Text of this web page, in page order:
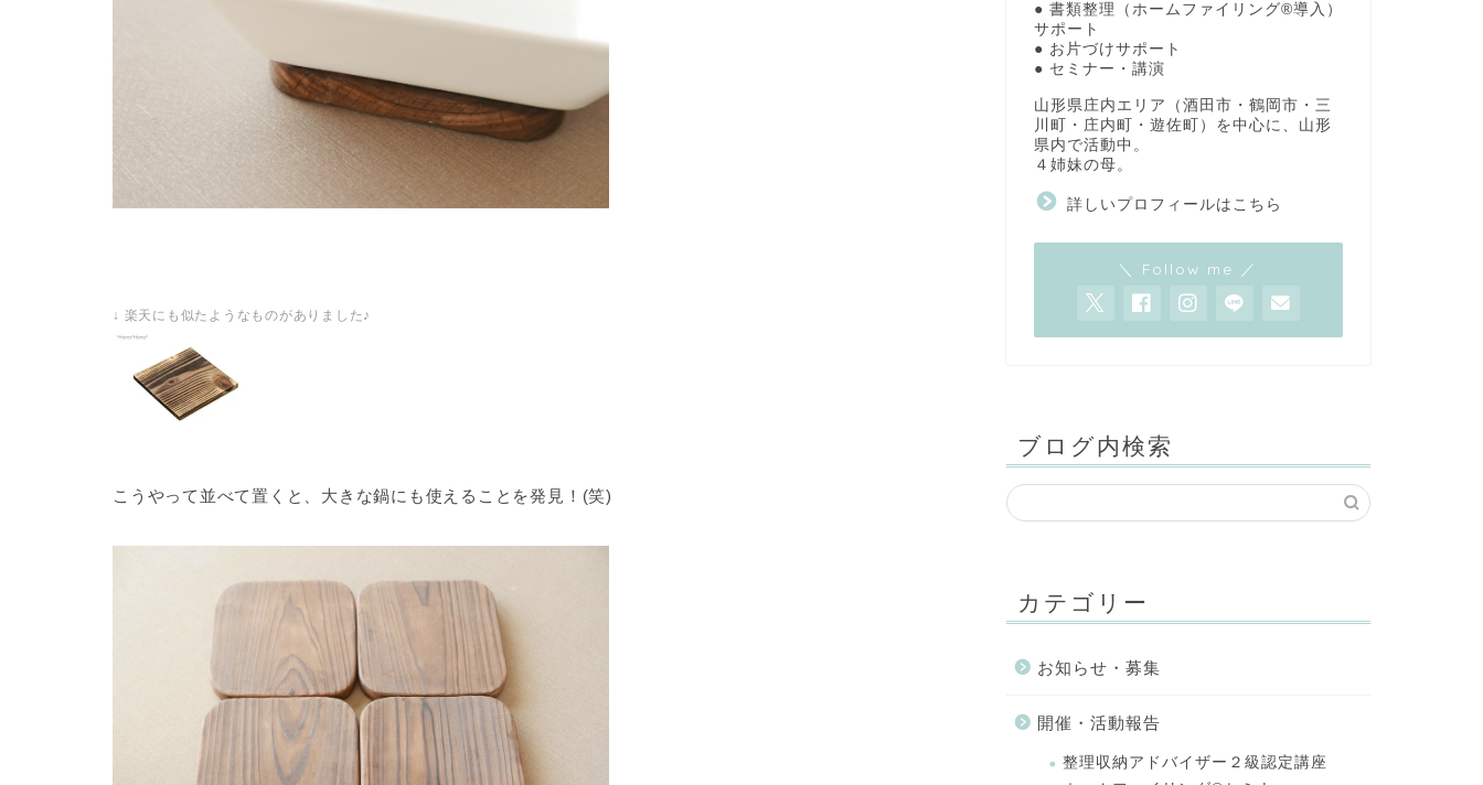
↓ 楽天にも似たようなものがありました♪
こうやって並べて置くと、大きな鍋にも使えることを発見！(笑)
● 書類整理（ホームファイリング®導入）
サポート
● お片づけサポート
● セミナー・講演
山形県庄内エリア（酒田市・鶴岡市・三
川町・庄内町・遊佐町）を中心に、山形
県内で活動中。
４姉妹の母。
詳しいプロフィールはこちら
＼ Follow me ／
ブログ内検索
カテゴリー
お知らせ・募集
開催・活動報告
整理収納アドバイザー２級認定講座